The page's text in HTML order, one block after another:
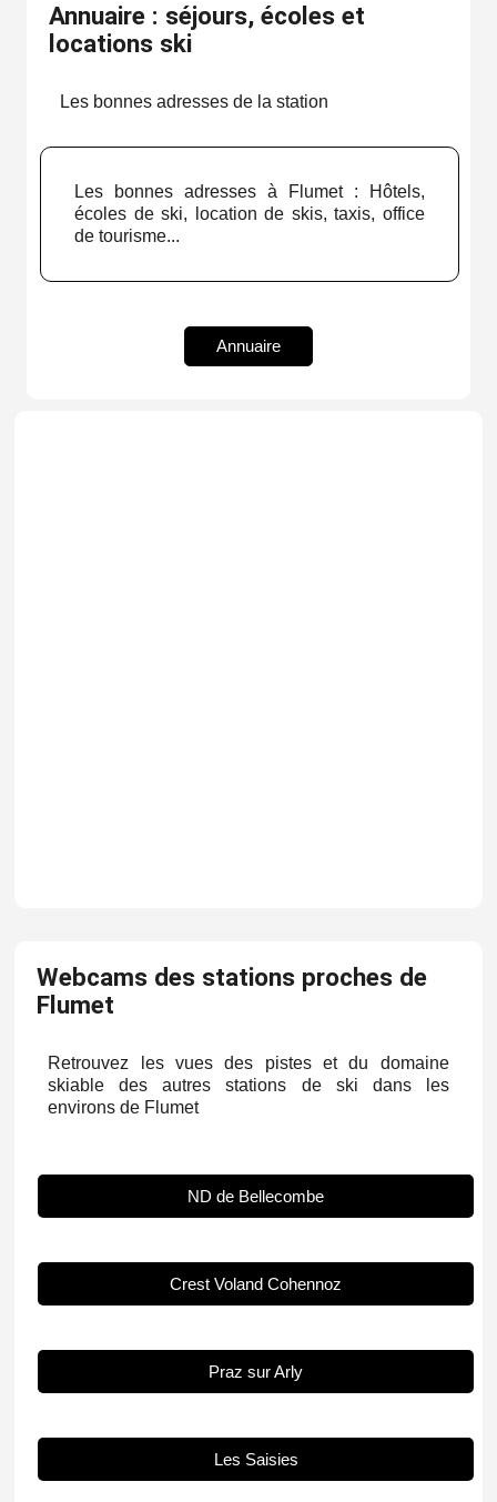
Annuaire : séjours, écoles et
locations ski
Les bonnes adresses de la station
Les bonnes adresses à Flumet : Hôtels,
écoles de ski, location de skis, taxis, office
de tourisme...
Annuaire
Webcams des stations proches de
Flumet
Retrouvez les vues des pistes et du domaine
skiable des autres stations de ski dans les
environs de Flumet
ND de Bellecombe
Crest Voland Cohennoz
Praz sur Arly
Les Saisies